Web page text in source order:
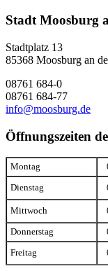
Stadt Moosburg
Stadtplatz 13
85368 Moosburg an
08761 684-0
08761 684-77
info@moosburg.de
Öffnungszeiten
Montag
Dienstag
Mittwoch
Donnerstag
Freitag